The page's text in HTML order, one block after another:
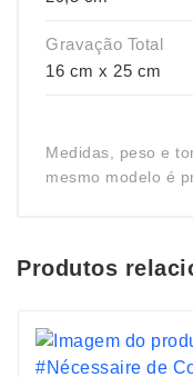
Gravação Total
16 cm x 25 cm
Medidas, peso e
mesmo modelo é
Produtos